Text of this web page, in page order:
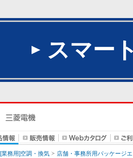
スマー
[業務用]空調・換気 店舗・事務所用パッケージ